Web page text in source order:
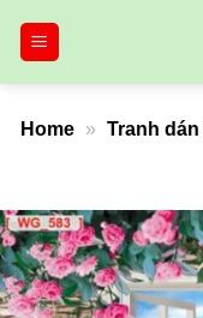
Home » Tranh